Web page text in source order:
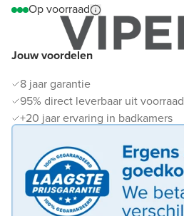
Jouw voordelen
8 jaar garantie
95% direct leverbaar uit voorraad
+20 jaar ervaring in badkamers
Op voorraad